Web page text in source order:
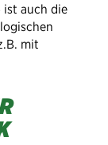
ist auch die
mit